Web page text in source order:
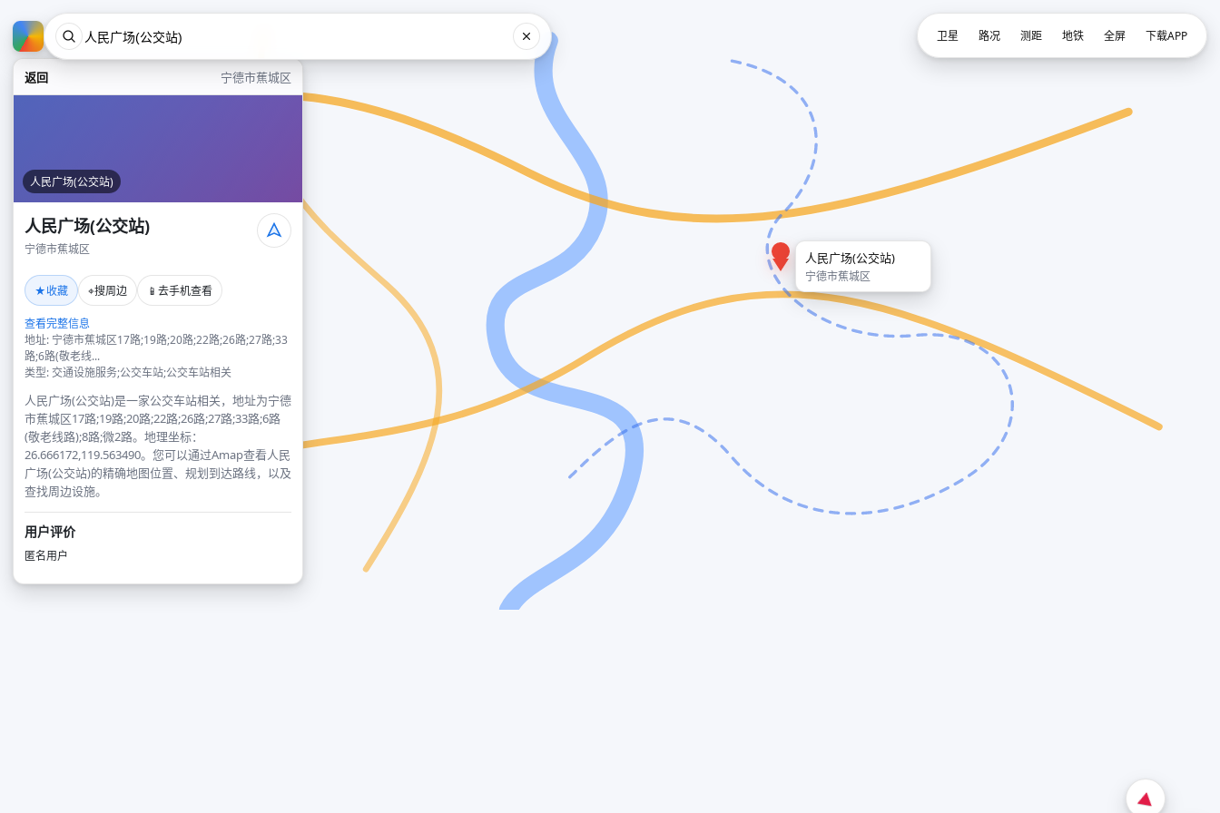
返回 宁德市蕉城区
人民广场(公交站)
人民广场(公交站)
宁德市蕉城区
★收藏 ⌖搜周边 📱 去手机查看
查看完整信息
地址: 宁德市蕉城区17路;19路;20路;22路;26路;27路;33
路;6路(敬老线...
类型: 交通设施服务;公交车站;公交车站相关
人民广场(公交站)是一家公交车站相关，地址为宁德
市蕉城区17路;19路;20路;22路;26路;27路;33路;6路
(敬老线路);8路;微2路。地理坐标：
26.666172,119.563490。您可以通过Amap查看人民
广场(公交站)的精确地图位置、规划到达路线，以及
查找周边设施。
用户评价
匿名用户
人民广场(公交站)
宁德市蕉城区
卫星 路况 测距 地铁 全屏 下载APP